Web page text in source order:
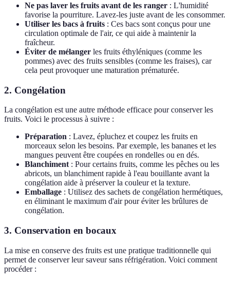
Ne pas laver les fruits avant de les ranger : L'humidité
favorise la pourriture. Lavez-les juste avant de les consommer.
Utiliser les bacs à fruits : Ces bacs sont conçus pour une
circulation optimale de l'air, ce qui aide à maintenir la
fraîcheur.
Éviter de mélanger les fruits éthyléniques (comme les
pommes) avec des fruits sensibles (comme les fraises), car
cela peut provoquer une maturation prématurée.
2. Congélation
La congélation est une autre méthode efficace pour conserver les
fruits. Voici le processus à suivre :
Préparation : Lavez, épluchez et coupez les fruits en
morceaux selon les besoins. Par exemple, les bananes et les
mangues peuvent être coupées en rondelles ou en dés.
Blanchiment : Pour certains fruits, comme les pêches ou les
abricots, un blanchiment rapide à l'eau bouillante avant la
congélation aide à préserver la couleur et la texture.
Emballage : Utilisez des sachets de congélation hermétiques,
en éliminant le maximum d'air pour éviter les brûlures de
congélation.
3. Conservation en bocaux
La mise en conserve des fruits est une pratique traditionnelle qui
permet de conserver leur saveur sans réfrigération. Voici comment
procéder :